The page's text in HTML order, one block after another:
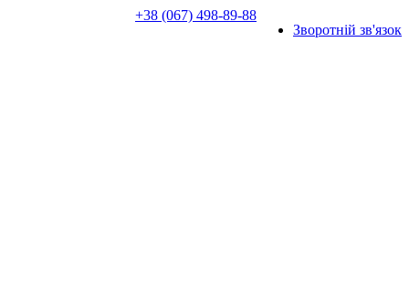
+38 (067) 498-89-88
Зворотній зв'язок